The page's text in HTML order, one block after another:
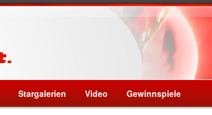
Stargalerien Video Gewinnspiele